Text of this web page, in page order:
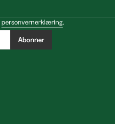
personvernerklæring.
Abonner